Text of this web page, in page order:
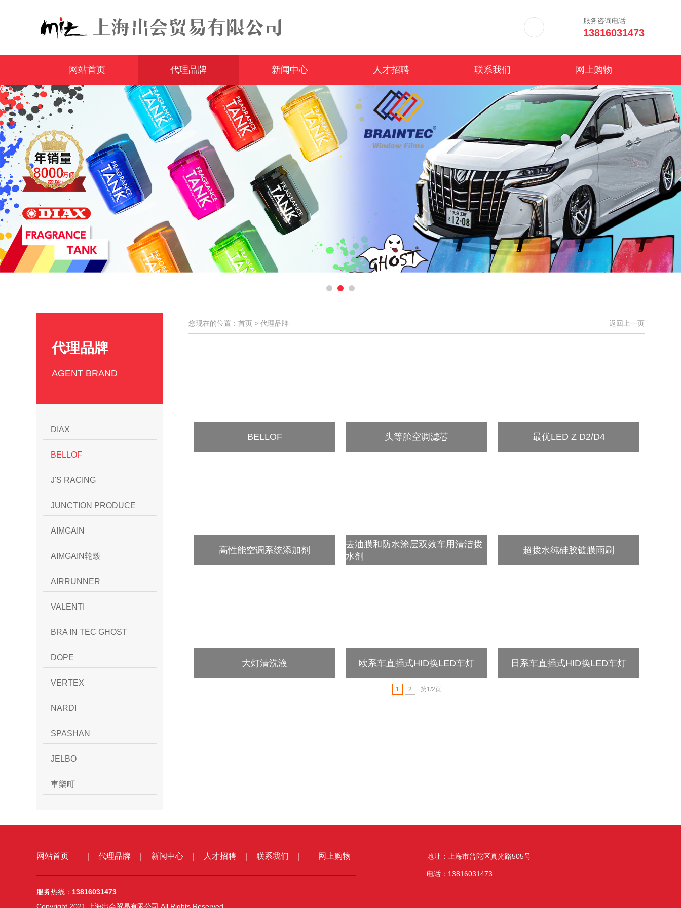
服务咨询电话
13816031473
网站首页 代理品牌 新闻中心 人才招聘 联系我们 网上购物
代理品牌
AGENT BRAND
DIAX
BELLOF
J'S RACING
JUNCTION PRODUCE
AIMGAIN
AIMGAIN轮毂
AIRRUNNER
VALENTI
BRA IN TEC GHOST
DOPE
VERTEX
NARDI
SPASHAN
JELBO
車樂町
您现在的位置：首页 > 代理品牌 返回上一页
BELLOF 头等舱空调滤芯 最优LED Z D2/D4
高性能空调系统添加剂
去油膜和防水涂层双效车用清洁拨
水剂
超拨水纯硅胶镀膜雨刷
大灯清洗液 欧系车直插式HID换LED车灯 日系车直插式HID换LED车灯
1 2 第1/2页
网站首页 代理品牌 新闻中心 人才招聘 联系我们 网上购物
服务热线： 13816031473
地址：上海市普陀区真光路505号
电话：13816031473